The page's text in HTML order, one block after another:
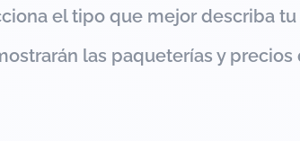
el tipo que mejor describa tu
las paqueterías y